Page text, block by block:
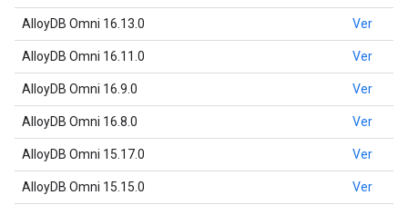
AlloyDB Omni 16.13.0 Ver
AlloyDB Omni 16.11.0 Ver
AlloyDB Omni 16.9.0 Ver
AlloyDB Omni 16.8.0 Ver
AlloyDB Omni 15.17.0 Ver
AlloyDB Omni 15.15.0 Ver